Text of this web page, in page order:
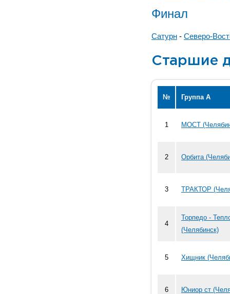
Финал
Сатурн - Cеверо-
Старшие
№ Группа А
1 МОСТ
2 Орбита
3 ТРАКТОР
4
Торпедо -
(Челябинск)
5 Хищник
6 Юниор ст